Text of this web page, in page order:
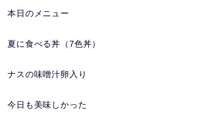
本日のメニュー
夏に食べる丼（7色丼）
ナスの味噌汁卵入り
今日も美味しかった